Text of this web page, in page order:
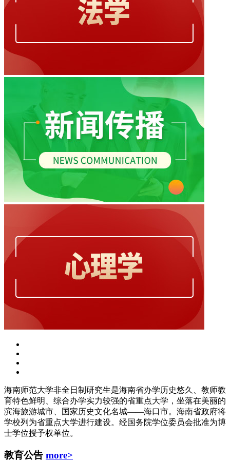
海南师范大学非全日制研究生是海南省办学历史悠久、教师教
育特色鲜明、综合办学实力较强的省重点大学，坐落在美丽的
滨海旅游城市、国家历史文化名城——海口市。海南省政府将
学校列为省重点大学进行建设。经国务院学位委员会批准为博
士学位授予权单位。
教育公告 more>